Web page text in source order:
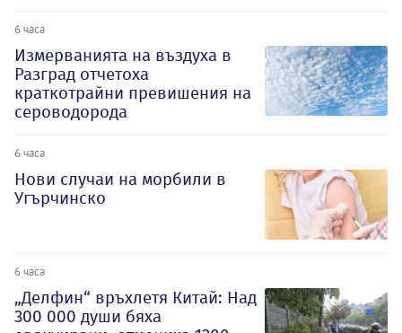
6 часа
Измерванията на въздуха в
Разград отчетоха
краткотрайни превишения на
сероводорода
6 часа
Нови случаи на морбили в
Угърчинско
6 часа
„Делфин“ връхлетя Китай: Над
300 000 души бяха